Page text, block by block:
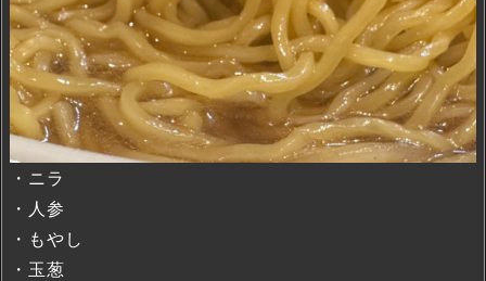
・ニラ
・人参
・もやし
・玉葱